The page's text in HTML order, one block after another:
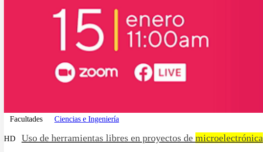
Facultades Ciencias e Ingeniería
HD Uso de herramientas libres en proyectos de microelectrónica